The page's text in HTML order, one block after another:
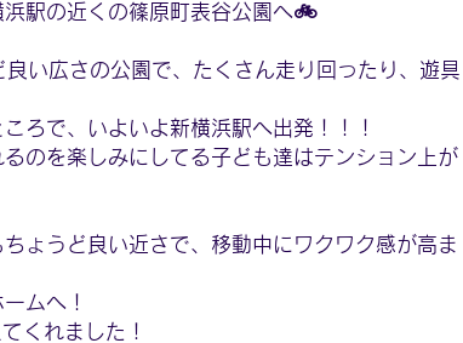
駅の近くの篠原町表谷公園へ🚲
い広さの公園で、たくさん走り回ったり、遊具
ろで、いよいよ新横浜駅へ出発！！！
るのを楽しみにしてる子ども達はテンション上が
ょうど良い近さで、移動中にワクワク感が高ま
ムへ！
くれました！